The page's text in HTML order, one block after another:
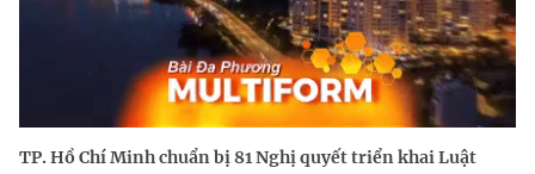
TP. Hồ Chí Minh chuẩn bị 81 Nghị quyết triển khai Luật